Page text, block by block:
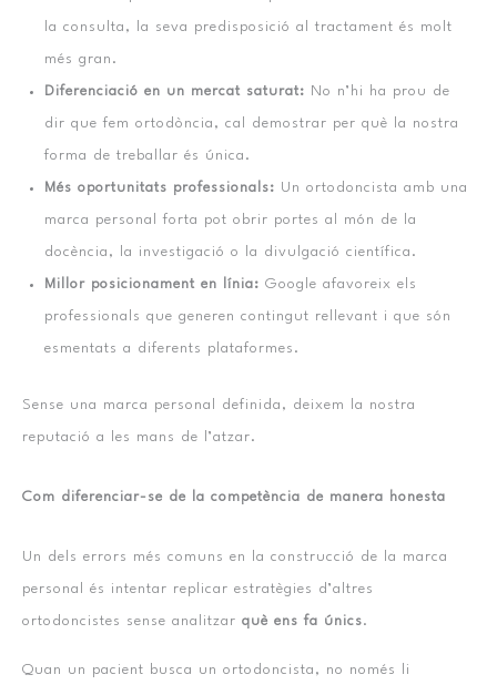
la consulta, la seva predisposició al tractament és molt
més gran.
Diferenciació en un mercat saturat: No n’hi ha prou de
dir que fem ortodòncia, cal demostrar per què la nostra
forma de treballar és única.
Més oportunitats professionals: Un ortodoncista amb una
marca personal forta pot obrir portes al món de la
docència, la investigació o la divulgació científica.
Millor posicionament en línia: Google afavoreix els
professionals que generen contingut rellevant i que són
esmentats a diferents plataformes.
Sense una marca personal definida, deixem la nostra
reputació a les mans de l’atzar.
Com diferenciar-se de la competència de manera honesta
Un dels errors més comuns en la construcció de la marca
personal és intentar replicar estratègies d’altres
ortodoncistes sense analitzar què ens fa únics.
Quan un pacient busca un ortodoncista, no només li